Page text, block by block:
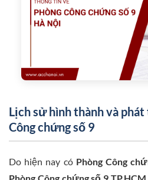
Lịch sử hình thành và
Công chứng số 9
Do hiện nay có Phòng Công